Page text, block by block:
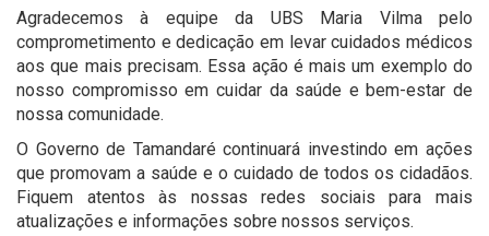
Agradecemos à equipe da UBS Maria Vilma pelo
comprometimento e dedicação em levar cuidados médicos
aos que mais precisam. Essa ação é mais um exemplo do
nosso compromisso em cuidar da saúde e bem-estar de
nossa comunidade.
O Governo de Tamandaré continuará investindo em ações
que promovam a saúde e o cuidado de todos os cidadãos.
Fiquem atentos às nossas redes sociais para mais
atualizações e informações sobre nossos serviços.